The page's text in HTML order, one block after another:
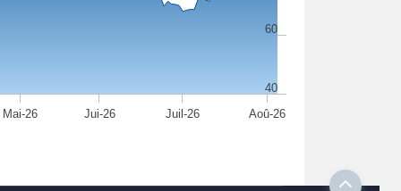
Mai-26 Jui-26 Juil-26 Aoû-26
40
60